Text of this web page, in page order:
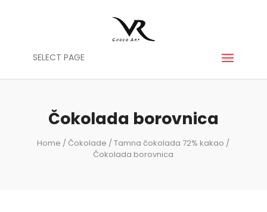
SELECT PAGE
Čokolada borovnica
Home / Čokolade /Tamna čokolada 72% kakao /
Čokolada borovnica